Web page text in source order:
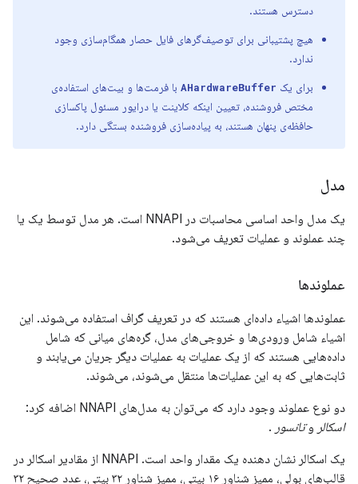
دسترس هستند.
هیچ پشتیبانی برای توصیف‌گرهای فایل حصار همگام‌سازی وجود
ندارد.
برای یک AHardwareBuffer با فرمت‌ها و بیت‌های استفاده‌ی
مختص فروشنده، تعیین اینکه کلاینت یا درایور مسئول پاکسازی
حافظه‌ی پنهان هستند، به پیاده‌سازی فروشنده بستگی دارد.
مدل
یک مدل واحد اساسی محاسبات در NNAPI است. هر مدل توسط یک یا
چند عملوند و عملیات تعریف می‌شود.
عملوندها
عملوندها اشیاء داده‌ای هستند که در تعریف گراف استفاده می‌شوند. این
اشیاء شامل ورودی‌ها و خروجی‌های مدل، گره‌های میانی که شامل
داده‌هایی هستند که از یک عملیات به عملیات دیگر جریان می‌یابند و
ثابت‌هایی که به این عملیات‌ها منتقل می‌شوند، می‌شوند.
دو نوع عملوند وجود دارد که می‌توان به مدل‌های NNAPI اضافه کرد:
اسکالر وتانسور .
یک اسکالر نشان دهنده یک مقدار واحد است. NNAPI از مقادیر اسکالر در
قالب‌های بولی، ممیز شناور ۱۶ بیتی، ممیز شناور ۳۲ بیتی، عدد صحیح ۳۲